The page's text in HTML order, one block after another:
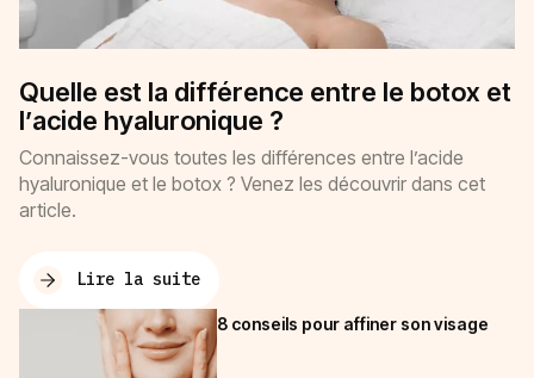
Quelle est la différence entre le botox et
l’acide hyaluronique ?
Connaissez-vous toutes les différences entre l’acide
hyaluronique et le botox ? Venez les découvrir dans cet
article.
Lire la suite
8 conseils pour affiner son visage